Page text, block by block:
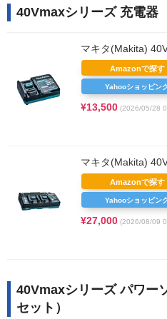
40Vmaxシリーズ 充電器
マキタ(Makita)
¥13,500 (2026/05/28
Amazonで探す
Yahooショッピン
マキタ(Makita)
¥27,000 (2026/08/09
Amazonで探す
Yahooショッピン
40Vmaxシリーズ パワー
セット）